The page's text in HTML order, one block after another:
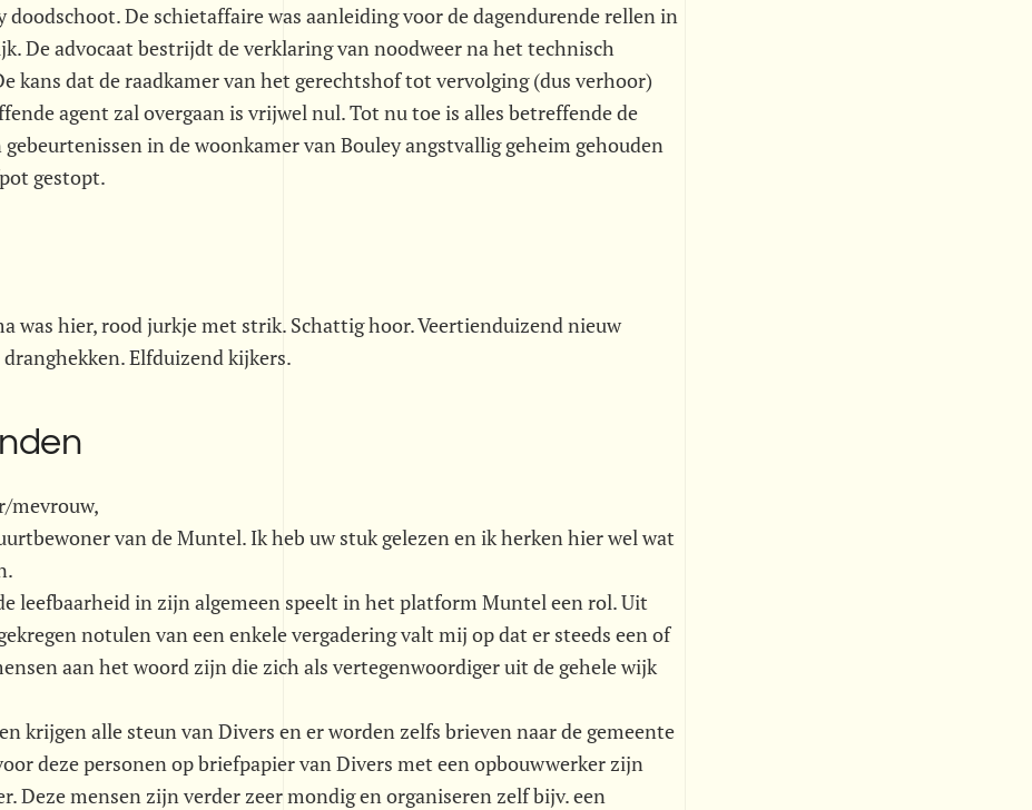
doodschoot. De schietaffaire was aanleiding voor de dagendurende rellen in
De advocaat bestrijdt de verklaring van noodweer na het technisch
kans dat de raadkamer van het gerechtshof tot vervolging (dus verhoor)
agent zal overgaan is vrijwel nul. Tot nu toe is alles betreffende de
in de woonkamer van Bouley angstvallig geheim gehouden
gestopt.
was hier, rood jurkje met strik. Schattig hoor. Veertienduizend nieuw
Elfduizend kijkers.
mevrouw,
van de Muntel. Ik heb uw stuk gelezen en ik herken hier wel wat
leefbaarheid in zijn algemeen speelt in het platform Muntel een rol. Uit
notulen van een enkele vergadering valt mij op dat er steeds een of
aan het woord zijn die zich als vertegenwoordiger uit de gehele wijk
krijgen alle steun van Divers en er worden zelfs brieven naar de gemeente
deze personen op briefpapier van Divers met een opbouwwerker zijn
Deze mensen zijn verder zeer mondig en organiseren zelf bijv. een